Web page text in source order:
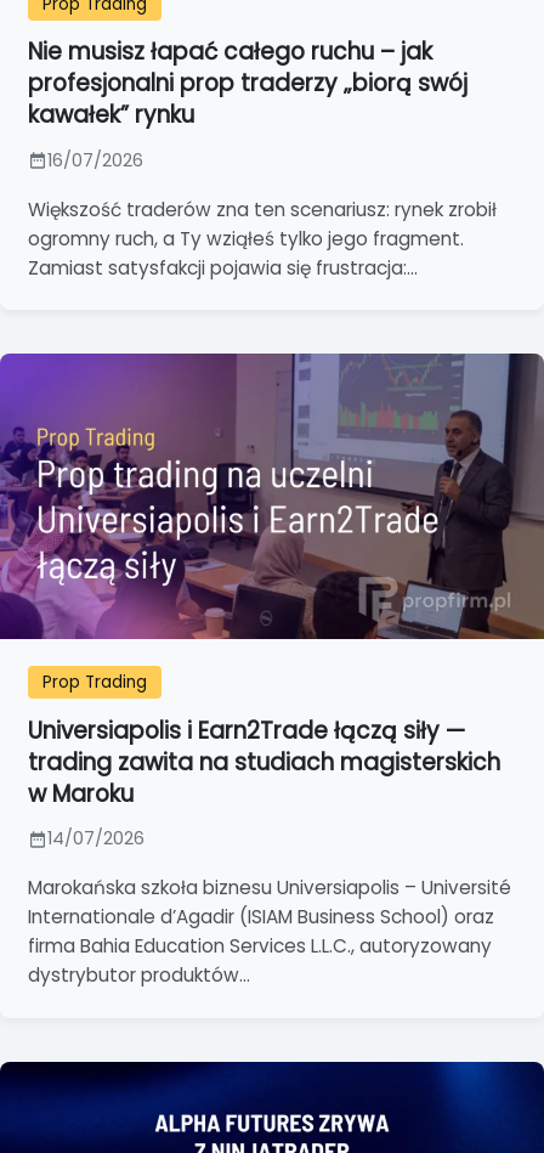
Nie musisz łapać całego ruchu – jak
profesjonalni prop traderzy „biorą swój
kawałek” rynku
16/07/2026
Większość traderów zna ten scenariusz: rynek zrobił
ogromny ruch, a Ty wziąłeś tylko jego fragment.
Zamiast satysfakcji pojawia się frustracja:...
Prop Trading
Universiapolis i Earn2Trade łączą siły —
trading zawita na studiach magisterskich
w Maroku
14/07/2026
Marokańska szkoła biznesu Universiapolis – Université
Internationale d’Agadir (ISIAM Business School) oraz
firma Bahia Education Services L.L.C., autoryzowany
dystrybutor produktów...